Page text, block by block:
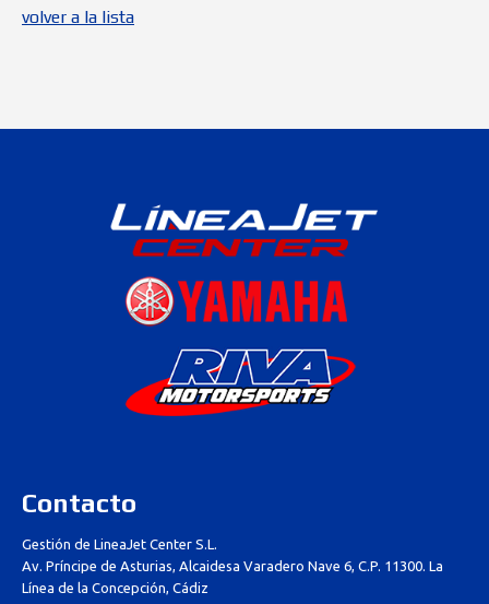
volver a la lista
Contacto
Gestión de LineaJet Center S.L.
Av. Príncipe de Asturias, Alcaidesa Varadero Nave 6, C.P. 11300. La
Línea de la Concepción, Cádiz